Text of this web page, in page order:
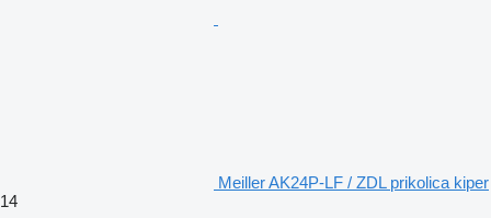
Meiller AK24P-LF / ZDL prikolica kiper
14